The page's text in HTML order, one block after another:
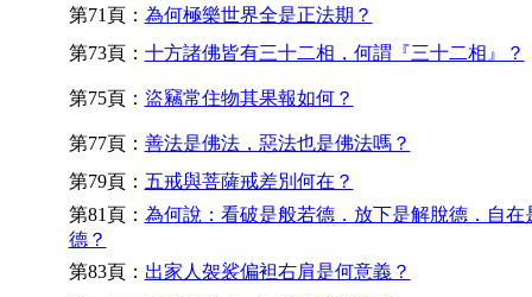
第71頁： 為何極樂世界全是正法期？
第73頁： 十方諸佛皆有三十二相，何謂『三十二相』？
第75頁： 盜竊常住物其果報如何？
第77頁： 善法是佛法，惡法也是佛法嗎？
第79頁： 五戒與菩薩戒差別何在？
第81頁： 為何說：看破是般若德．放下是解脫德．自在
德？
第83頁： 出家人袈裟偏袒右肩是何意義？